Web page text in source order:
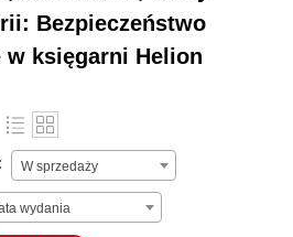
Bezpieczeństwo
księgarni Helion
W sprzedaży
wydania